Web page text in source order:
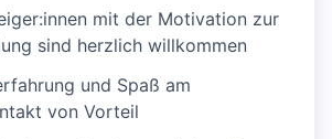
mit der Motivation zur
sind herzlich willkommen
und Spaß am
von Vorteil